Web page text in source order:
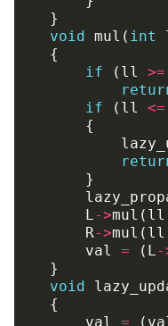
}
void mul ( int
{
if
( ll >=
if
( ll <=
{
}
L->mul ( ll
R->mul ( ll
val
= ( L-
}
void
{
val
= (